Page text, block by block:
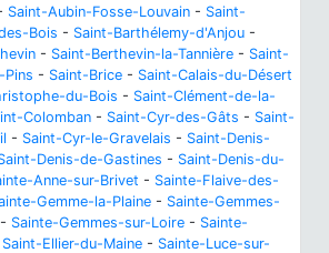
Saint-Aubin-Fosse-Louvain - Saint-
Bois - Saint-Barthélemy-d'Anjou -
- Saint-Berthevin-la-Tannière - Saint-
Pins - Saint-Brice - Saint-Calais-du-Désert
du-Bois - Saint-Clément-de-la-
Colomban - Saint-Cyr-des-Gâts - Saint-
- Saint-Cyr-le-Gravelais - Saint-Denis-
Denis-de-Gastines - Saint-Denis-du-
Anne-sur-Brivet - Sainte-Flaive-des-
Gemme-la-Plaine - Sainte-Gemmes-
- Sainte-Gemmes-sur-Loire - Sainte-
Saint-Ellier-du-Maine - Sainte-Luce-sur-